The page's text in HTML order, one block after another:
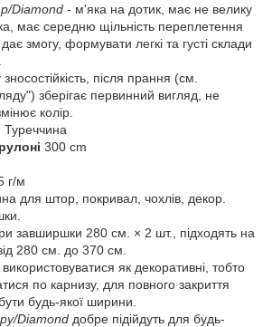
Diamond - м'яка на дотик, має не велику
має середню щільність переплетення
змогу, формувати легкі та густі склади
після прання (см.
зберігає первинний вигляд, не
колір.
Туреччина
300 cm
г/м
для штор, покривал, чохлів, декор.
завширшки 280 см. × 2 шт., підходять на
280 см. до 370 см.
як декоративні, тобто
по карнизу, для повного закриття
будь-якої ширини.
Diamond добре підійдуть для будь-